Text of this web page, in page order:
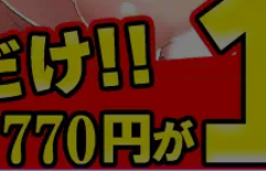
F(エフ)